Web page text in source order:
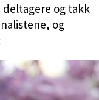
og takk
og